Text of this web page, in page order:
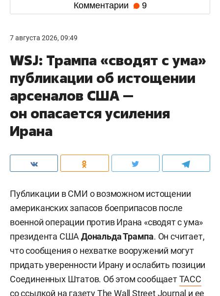
Комментарии 9
7 августа 2026, 09:49
WSJ: Трампа «сводят с ума»
публикации об истощении
арсеналов США —
он опасается усиления
Ирана
Публикации в СМИ о возможном истощении
американских запасов боеприпасов после
военной операции против Ирана «сводят с ума»
президента СШАДональда Трампа. Он считает,
что сообщения о нехватке вооружений могут
придать уверенности Ирану и ослабить позиции
Соединенных Штатов. Об этом сообщаетТАСС
со ссылкой на газету The Wall Street Journal и ее